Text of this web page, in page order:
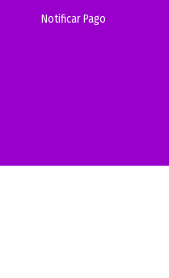
Notificar Pago